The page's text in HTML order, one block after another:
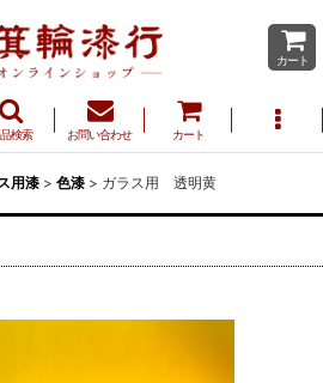
カート
検索 お問い合わせ カート
用漆 > 色漆 > ガラス用 透明黄